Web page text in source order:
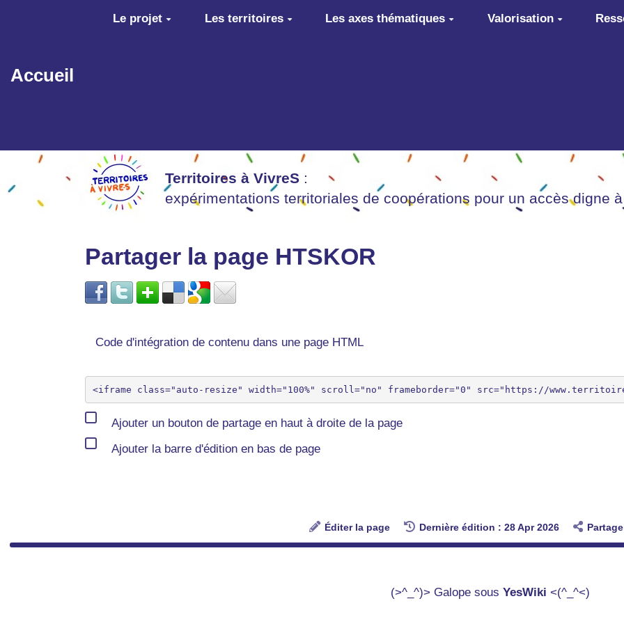
Aller au contenu principal
Accueil
Le projet Les territoires Les axes thématiques Valorisation
Territoires à VivreS :
expérimentations territoriales de coopérations pour un accès digne
Partager la page HTSKOR
Code d'intégration de contenu dans une page HTML
Ajouter un bouton de partage en haut à droite de la page
Ajouter la barre d'édition en bas de page
Éditer la page Dernière édition : 28 Apr 2026
(>^_^)> Galope sous YesWiki <(^_^<)